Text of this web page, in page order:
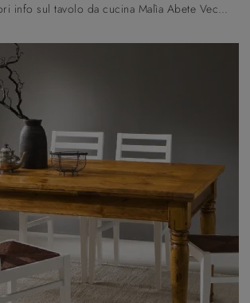
Vuoi avere ulteriori info sul tavolo da cucina Malìa Abete Vecchio con Cassetto di Casa d'Oro? Clicca e ottieni informazioni sui modelli fissi della ...